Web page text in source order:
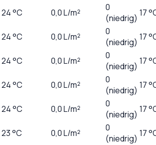
24°C 0,0L/m²
0
(niedrig) 17
24°C 0,0L/m²
0
(niedrig) 17
24°C 0,0L/m²
0
(niedrig) 17
24°C 0,0L/m²
0
(niedrig) 17
24°C 0,0L/m²
0
(niedrig) 17
23°C 0,0L/m²
0
(niedrig) 17